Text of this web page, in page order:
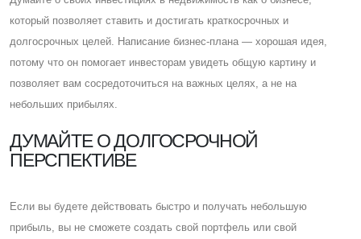
который позволяет ставить и достигать краткосрочных и
долгосрочных целей. Написание бизнес-плана — хорошая идея,
потому что он помогает инвесторам увидеть общую картину и
позволяет вам сосредоточиться на важных целях, а не на
небольших прибылях.
ДУМАЙТЕ О ДОЛГОСРОЧНОЙ
ПЕРСПЕКТИВЕ
Eсли вы будете действовать быстро и получать небольшую
прибыль, вы не сможете создать свой портфель или свой